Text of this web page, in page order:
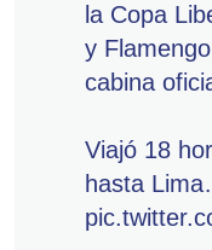
la Copa
y
cabina
Viajó 18
hasta